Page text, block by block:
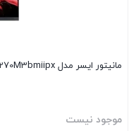
مانیتور ایسر مدل VG270M3bmiipx سایز 27 اینچ
موجود نیست